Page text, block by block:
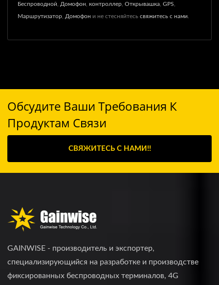
Беспроводной Домофон контроллер Открывашка GPS
Маршрутизатор Домофон и не стесняйтесь свяжитесь с нами
Обсудите Ваши Требования К
Продуктам Связи
СВЯЖИТЕСЬ С НАМИ!!
GAINWISE - производитель и экспортер,
специализирующийся на разработке и производстве
фиксированных беспроводных терминалов, 4G